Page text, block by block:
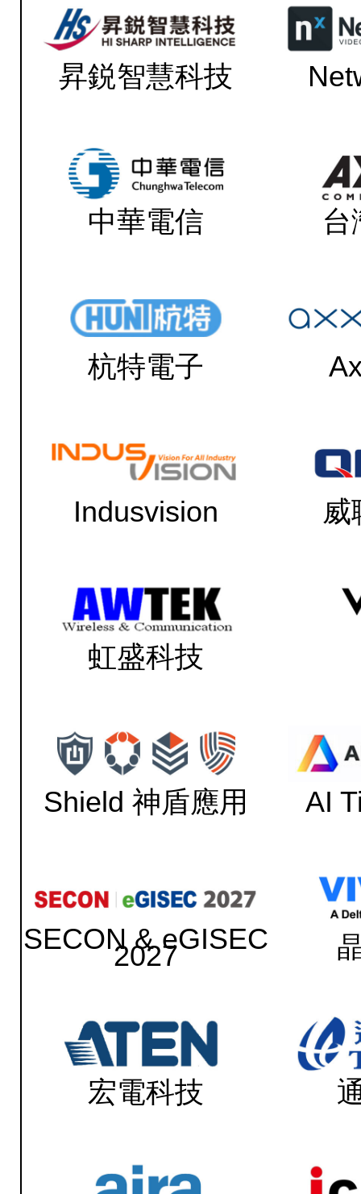
昇鋭智慧科技
中華電信 台
杭特電子
Indusvision 威
虹盛科技
Shield 神盾應用 AI
SECON & eGISEC
2027
宏電科技